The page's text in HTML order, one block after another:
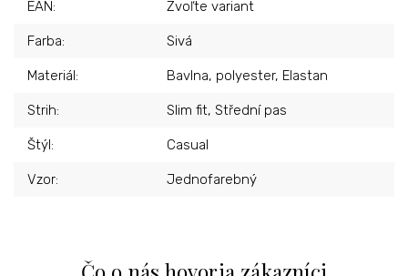
EAN: Zvoľte variant
Farba: Sivá
Materiál: Bavlna, polyester, Elastan
Strih: Slim fit, Střední pas
Štýl: Casual
Vzor: Jednofarebný